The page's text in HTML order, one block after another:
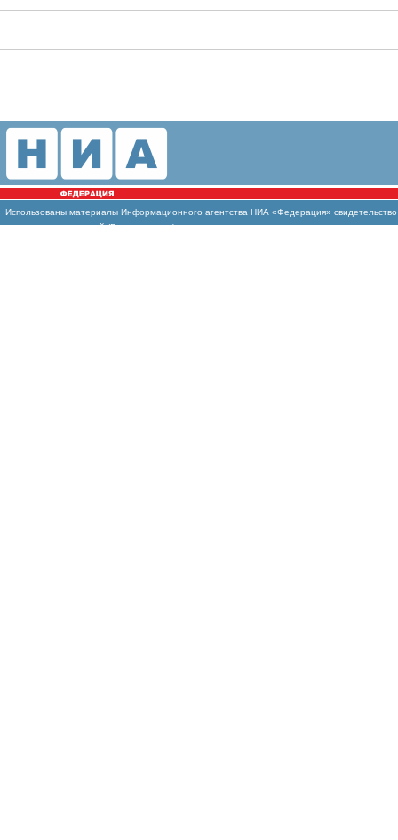
Использованы материалы Информационного агентства НИА «Федерация»
массовых коммуникаций (Роскомнадзор)